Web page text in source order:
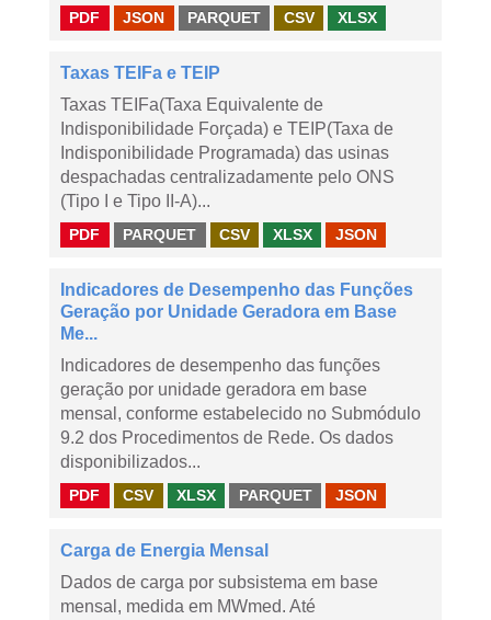
PDF JSON PARQUET CSV XLSX
Taxas TEIFa e TEIP
Taxas TEIFa(Taxa Equivalente de
Indisponibilidade Forçada) e TEIP(Taxa de
Indisponibilidade Programada) das usinas
despachadas centralizadamente pelo ONS
(Tipo I e Tipo II-A)...
PDF PARQUET CSV XLSX JSON
Indicadores de Desempenho das Funções
Geração por Unidade Geradora em Base
Me...
Indicadores de desempenho das funções
geração por unidade geradora em base
mensal, conforme estabelecido no Submódulo
9.2 dos Procedimentos de Rede. Os dados
disponibilizados...
PDF CSV XLSX PARQUET JSON
Carga de Energia Mensal
Dados de carga por subsistema em base
mensal, medida em MWmed. Até